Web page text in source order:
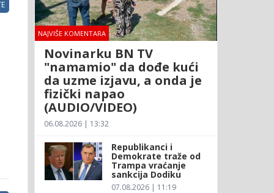
NAJVIŠE KOMENTARA
Novinarku BN TV
"namamio" da dođe kući
da uzme izjavu, a onda je
fizički napao
(AUDIO/VIDEO)
06.08.2026 | 13:32
Republikanci i
Demokrate traže od
Trampa vraćanje
sankcija Dodiku
07.08.2026 | 11:19